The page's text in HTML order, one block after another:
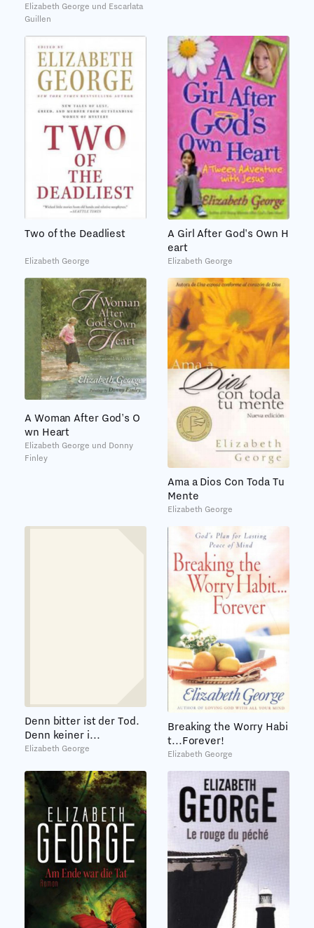
Elizabeth George und Escarlata
Guillen
Two of the Deadliest
Elizabeth George
A Girl After God's Own H
eart
Elizabeth George
A Woman After God's O
wn Heart
Elizabeth George und Donny
Finley
Ama a Dios Con Toda Tu
Mente
Elizabeth George
Denn bitter ist der Tod.
Denn keiner i...
Elizabeth George
Breaking the Worry Habi
t...Forever!
Elizabeth George